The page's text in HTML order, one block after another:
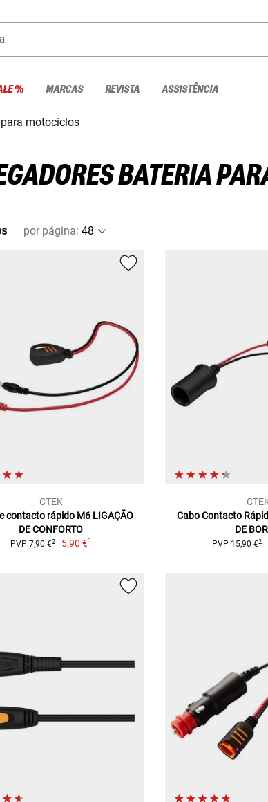
% MARCAS REVISTA ASSISTÊNCIA
motociclos
BATERIA
por página:
CTEK
contacto rápido M6 LIGAÇÃO
DE CONFORTO
PVP 7,90 €2 5,90 €1
Cabo Contacto
DE
PVP 15,90 €2